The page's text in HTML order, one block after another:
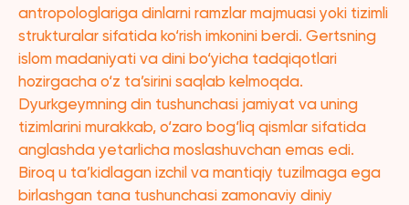
antropologlariga dinlarni ramzlar majmuasi yoki tizimli
strukturalar sifatida ko‘rish imkonini berdi. Gertsning
islom madaniyati va dini bo‘yicha tadqiqotlari
hozirgacha o‘z ta’sirini saqlab kelmoqda.
Dyurkgeymning din tushunchasi jamiyat va uning
tizimlarini murakkab, o‘zaro bog‘liq qismlar sifatida
anglashda yetarlicha moslashuvchan emas edi.
Biroq u ta’kidlagan izchil va mantiqiy tuzilmaga ega
birlashgan tana tushunchasi zamonaviy diniy